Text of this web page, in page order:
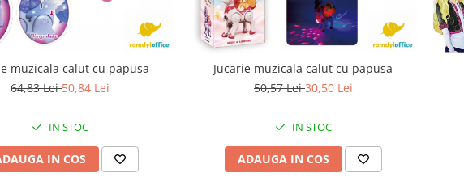
muzicala calut cu papusa
64,83 Lei50,84 Lei
IN STOC
IN COS
Jucarie muzicala calut cu papusa
50,57 Lei30,50 Lei
IN STOC
ADAUGA IN COS